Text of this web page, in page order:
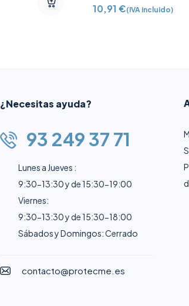
10,91€(IVA incluido)
¿Necesitas ayuda?
93 249 37 71
Lunes a Jueves :
9:30-13:30 y de 15:30-19:00
Viernes:
9:30-13:30 y de 15:30-18:00
Sábados y Domingos: Cerrado
contacto@protecme.es